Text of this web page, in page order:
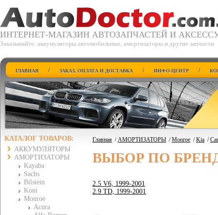
ИНТЕРНЕТ-МАГАЗИН АВТОЗАПЧАСТЕЙ И
Заказывайте: аккумуляторы автомобильные, амортизаторы и другие запчасти
ГЛАВНАЯ / ЗАКАЗ, ОПЛАТА И ДОСТАВКА / ИНФО-ЦЕНТР /
КАТАЛОГ ТОВАРОВ:
АККУМУЛЯТОРЫ
АМОРТИЗАТОРЫ
Kayaba
Sachs
Bilstein
Koni
Monroe
Acura
Главная /АМОРТИЗАТОРЫ /Monroe /Kia /
ВЫБОР ПО
2.5 V6, 1999-2001
2.9 TD, 1999-2001